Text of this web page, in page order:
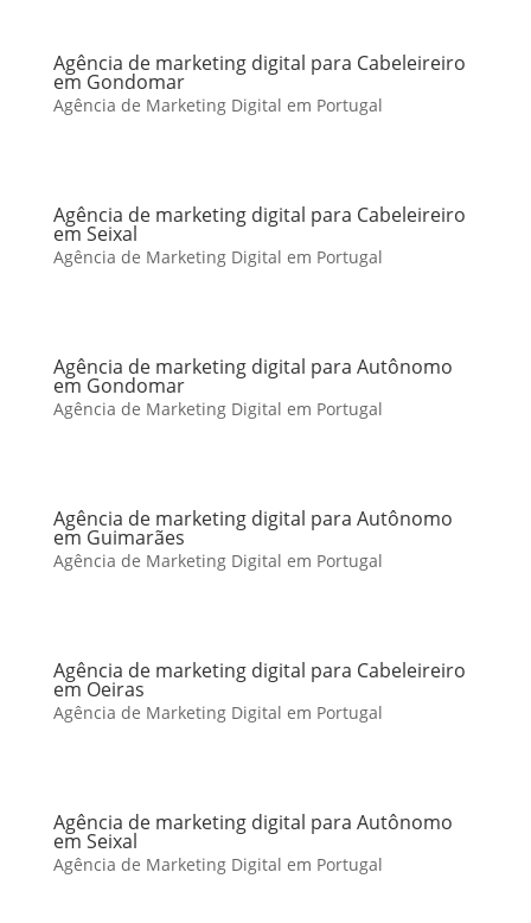
Agência de marketing digital para Cabeleireiro
em Gondomar
Agência de Marketing Digital em Portugal
Agência de marketing digital para Cabeleireiro
em Seixal
Agência de Marketing Digital em Portugal
Agência de marketing digital para Autônomo
em Gondomar
Agência de Marketing Digital em Portugal
Agência de marketing digital para Autônomo
em Guimarães
Agência de Marketing Digital em Portugal
Agência de marketing digital para Cabeleireiro
em Oeiras
Agência de Marketing Digital em Portugal
Agência de marketing digital para Autônomo
em Seixal
Agência de Marketing Digital em Portugal